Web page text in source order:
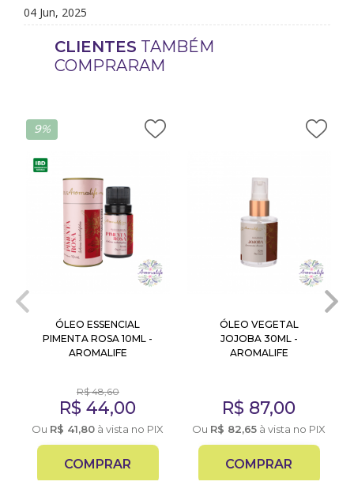
04 Jun, 2025
CLIENTES TAMBÉM
COMPRARAM
9%
ÓLEO ESSENCIAL
PIMENTA ROSA 10ML -
AROMALIFE
R$48,60
R$44,00
Ou R$ 41,80 à vista no PIX
COMPRAR
ÓLEO VEGETAL
JOJOBA 30ML -
AROMALIFE
R$ 87,00
Ou R$ 82,65 à vista no PIX
COMPRAR